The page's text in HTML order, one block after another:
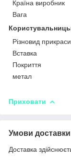
Країна виробник
Вага
Різновид прикраси
Вставка
Покриття
метал
Приховати
Умови доставки
Доставка